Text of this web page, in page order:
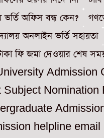
ভর্তি অফিস বন্ধ কেন?
অনলাইন ভর্তি সহায়তা
ফি জমা দেওয়ার শেষ
Admission
Subject Nomination
helpline email